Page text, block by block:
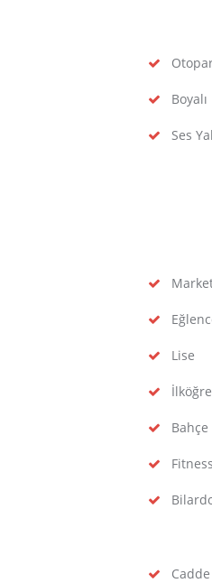
Boyalı
Ses
Lise
Bahçe
Fitness